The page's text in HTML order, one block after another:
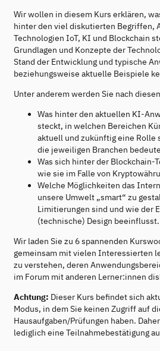
Wir wollen in diesem Kurs erklären,
hinter den viel diskutierten Begriffen,
Technologien IoT, KI und Blockchain
Grundlagen und Konzepte der
Stand der Entwicklung und typische
beziehungsweise aktuelle Beispiele
Unter anderem werden Sie nach
Was hinter den aktuellen KI-
steckt, in welchen Bereichen
aktuell und zukünftig eine Rolle
die jeweiligen Branchen
Was sich hinter der Blockchain-
wie sie im Falle von
Welche Möglichkeiten das
unsere Umwelt „smart“ zu
Limitierungen sind und wie der
(technische) Design beeinflusst.
Wir laden Sie zu 6 spannenden
gemeinsam mit vielen Interessierten
zu verstehen, deren
im Forum mit anderen Lerner:innen
Achtung: Dieser Kurs befindet sich
Modus, in dem Sie keinen Zugriff auf
Hausaufgaben/Prüfungen haben.
lediglich eine Teilnahmebestätigung